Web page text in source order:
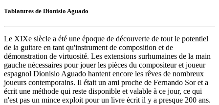
Tablatures de Dionisio Aguado
Le XIXe siècle a été une époque de découverte de tout le potentiel
de la guitare en tant qu'instrument de composition et de
démonstration de virtuosité. Les extensions surhumaines de la main
gauche nécessaires pour jouer les pièces du compositeur et joueur
espagnol Dionisio Aguado hantent encore les rêves de nombreux
joueurs contemporains. Il était un ami proche de Fernando Sor et a
écrit une méthode qui reste disponible et valable à ce jour, ce qui
n'est pas un mince exploit pour un livre écrit il y a presque 200 ans.